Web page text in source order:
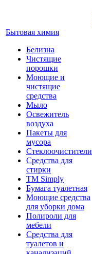
Бытовая химия
Белизна
Чистящие
порошки
Моющие и
чистящие
средства
Мыло
Освежитель
воздуха
Пакеты для
мусора
Стеклоочистители
Средства для
стирки
TM Simply
Бумага туалетная
Моющие средства
для уборки дома
Полироли для
мебели
Средства для
туалетов и